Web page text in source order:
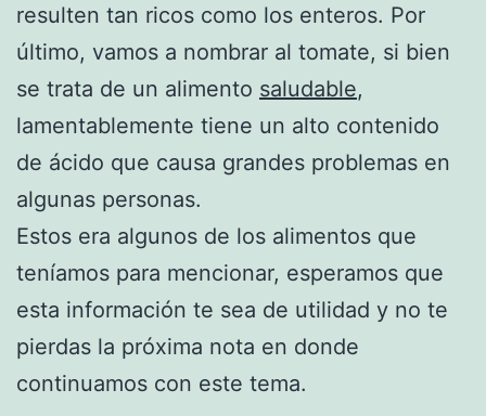
resulten tan ricos como los enteros. Por
último, vamos a nombrar al tomate, si bien
se trata de un alimento saludable,
lamentablemente tiene un alto contenido
de ácido que causa grandes problemas en
algunas personas.
Estos era algunos de los alimentos que
teníamos para mencionar, esperamos que
esta información te sea de utilidad y no te
pierdas la próxima nota en donde
continuamos con este tema.